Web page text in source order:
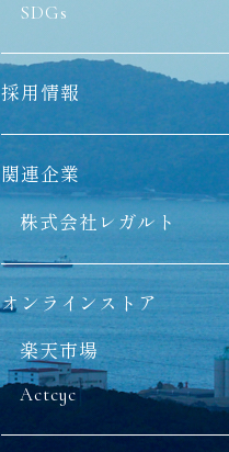
SDGs
採用情報
関連企業
株式会社レガルト
オンラインストア
楽天市場
Actcyc